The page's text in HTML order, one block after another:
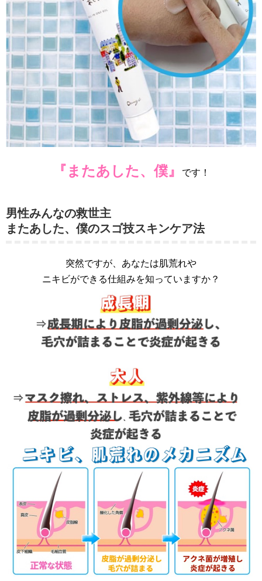
『またあした、僕』 です！
男性みんなの救世主
またあした、僕のスゴ技スキンケア法
突然ですが、あなたは肌荒れや
ニキビができる仕組みを知っていますか？